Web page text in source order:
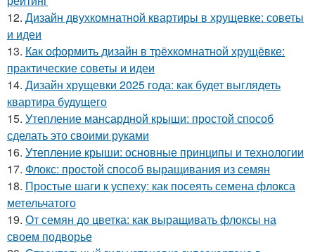
12. Дизайн двухкомнатной квартиры в хрущевке: советы
и идеи
13. Как оформить дизайн в трёхкомнатной хрущёвке:
практические советы и идеи
14. Дизайн хрущевки 2025 года: как будет выглядеть
квартира будущего
15. Утепление мансардной крыши: простой способ
сделать это своими руками
16. Утепление крыши: основные принципы и технологии
17. Флокс: простой способ выращивания из семян
18. Простые шаги к успеху: как посеять семена флокса
метельчатого
19. От семян до цветка: как выращивать флоксы на
своем подворье